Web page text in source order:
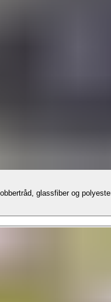
glassfiber og